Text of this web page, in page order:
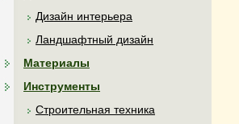
Дизайн интерьера
Ландшафтный дизайн
Материалы
Инструменты
Строительная техника